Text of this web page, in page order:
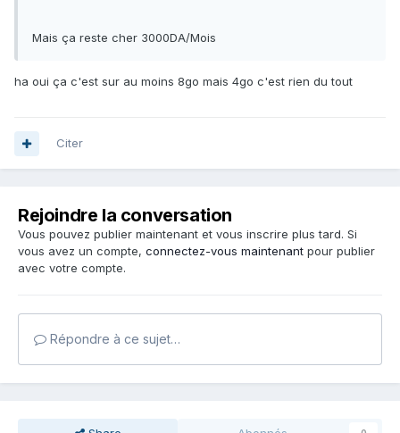
Mais ça reste cher 3000DA/Mois
ha oui ça c'est sur au moins 8go mais 4go c'est rien du tout
Citer
Rejoindre la conversation
Vous pouvez publier maintenant et vous inscrire plus tard. Si
vous avez un compte, connectez-vous maintenant pour publier
avec votre compte.
Répondre à ce sujet…